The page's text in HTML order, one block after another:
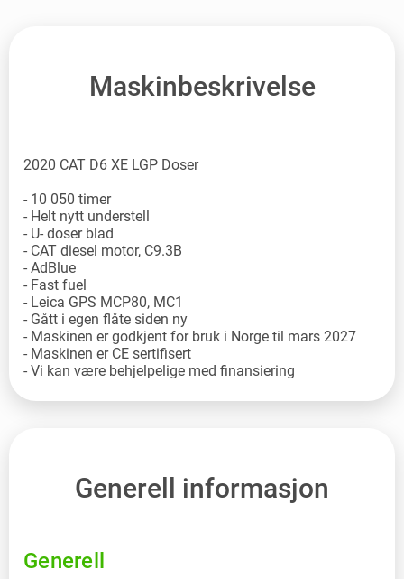
Maskinbeskrivelse
2020 CAT D6 XE LGP Doser
- 10 050 timer
- Helt nytt understell
- U- doser blad
- CAT diesel motor, C9.3B
- AdBlue
- Fast fuel
- Leica GPS MCP80, MC1
- Gått i egen flåte siden ny
- Maskinen er godkjent for bruk i Norge til mars 2027
- Maskinen er CE sertifisert
- Vi kan være behjelpelige med finansiering
Generell informasjon
Generell